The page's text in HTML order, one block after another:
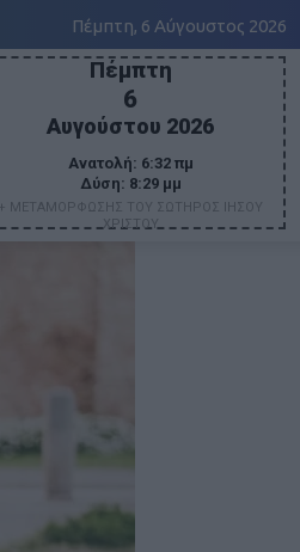
Πέμπτη, 6 Αύγουστος 2026
Πέμπτη
6
Αυγούστου 2026
Ανατολή: 6:32 πμ
Δύση: 8:29 μμ
+ ΜΕΤΑΜΟΡΦΩΣΗΣ ΤΟΥ ΣΩΤΗΡΟΣ ΙΗΣΟΥ
ΧΡΙΣΤΟΥ